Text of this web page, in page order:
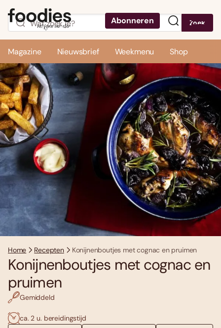
Abonneren Zoek
Magazine Nieuwsbrief Weekmenu Shop
Home Recepten Konijnenboutjes met cognac en pruimen
Konijnenboutjes met cognac en
pruimen
Gemiddeld
ca. 2 u. bereidingstijd